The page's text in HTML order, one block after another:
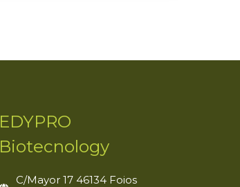
EDYPRO
Biotecnology
C/Mayor 17 46134 Foios